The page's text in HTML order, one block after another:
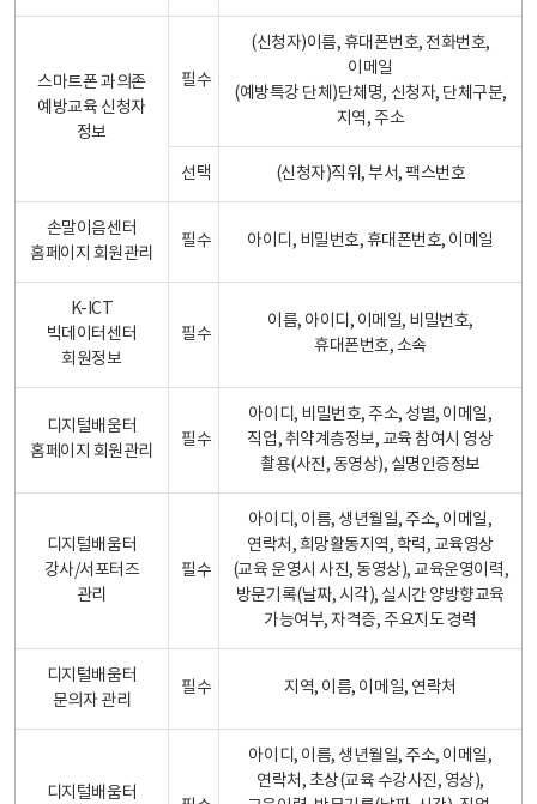
스마트폰 과의존
예방교육 신청자
정보
필수
(신청자)이름, 휴대폰번호, 전화번호,
이메일
(예방특강 단체)단체명, 신청자, 단체구분,
지역, 주소
선택 (신청자)직위, 부서, 팩스번호
손말이음센터
홈페이지 회원관리
필수 아이디, 비밀번호, 휴대폰번호, 이메일
K-ICT
빅데이터센터
회원정보
필수
이름, 아이디, 이메일, 비밀번호,
휴대폰번호, 소속
디지털배움터
홈페이지 회원관리
필수
아이디, 비밀번호, 주소, 성별, 이메일,
직업, 취약계층정보, 교육 참여시 영상
촬용(사진, 동영상), 실명인증정보
디지털배움터
강사/서포터즈
관리
필수
아이디, 이름, 생년월일, 주소, 이메일,
연락처, 희망활동지역, 학력, 교육영상
(교육 운영시 사진, 동영상), 교육운영이력,
방문기록(날짜, 시각), 실시간 양방향교육
가능여부, 자격증, 주요지도 경력
디지털배움터
문의자 관리
필수 지역, 이름, 이메일, 연락처
디지털배움터
아이디, 이름, 생년월일, 주소, 이메일,
연락처, 초상(교육 수강사진, 영상),